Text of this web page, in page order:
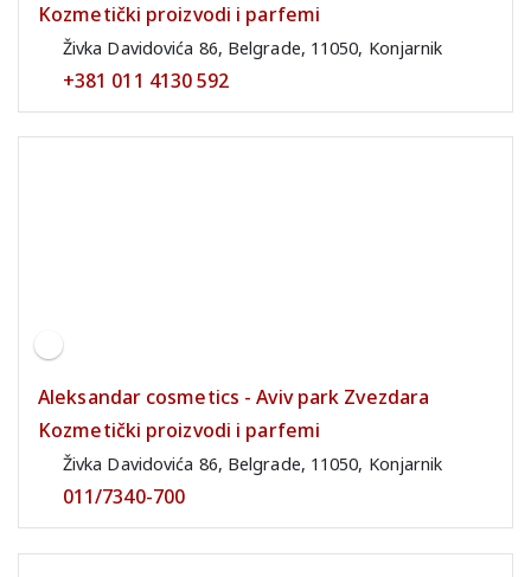
Kozmetički proizvodi i parfemi
Živka Davidovića 86, Belgrade, 11050, Konjarnik
+381 011 4130 592
Aleksandar cosmetics - Aviv park Zvezdara
Kozmetički proizvodi i parfemi
Živka Davidovića 86, Belgrade, 11050, Konjarnik
011/7340-700